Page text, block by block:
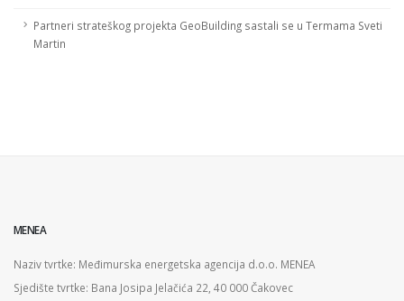
Partneri strateškog projekta GeoBuilding sastali se u Termama Sveti
Martin
MENEA
Naziv tvrtke: Međimurska energetska agencija d.o.o. MENEA
Sjedište tvrtke: Bana Josipa Jelačića 22, 40 000 Čakovec